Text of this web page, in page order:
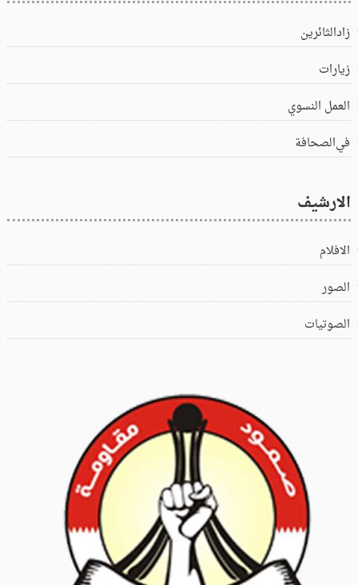
زادالثائرين
زيارات
العمل النسوي
في‌الصحافة
الارشيف
الافلام
الصور
الصوتيات